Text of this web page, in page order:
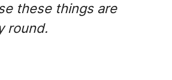
these things are
round.